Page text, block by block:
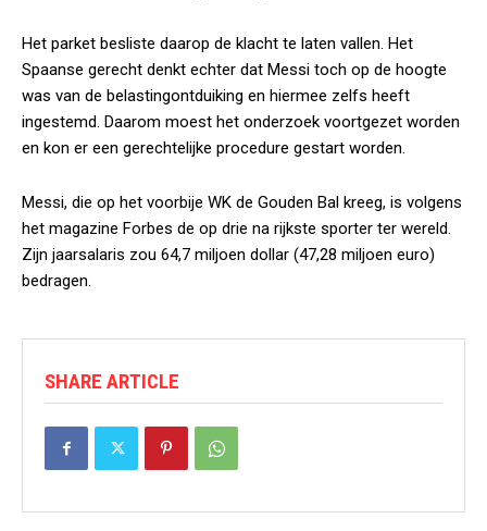
Het parket besliste daarop de klacht te laten vallen. Het
Spaanse gerecht denkt echter dat Messi toch op de hoogte
was van de belastingontduiking en hiermee zelfs heeft
ingestemd. Daarom moest het onderzoek voortgezet worden
en kon er een gerechtelijke procedure gestart worden.
Messi, die op het voorbije WK de Gouden Bal kreeg, is volgens
het magazine Forbes de op drie na rijkste sporter ter wereld.
Zijn jaarsalaris zou 64,7 miljoen dollar (47,28 miljoen euro)
bedragen.
SHARE ARTICLE